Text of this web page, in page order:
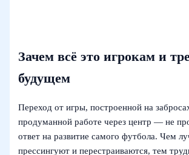
Зачем всё это игрокам и
будущем
Переход от игры, построенной на
продуманной работе через центр — не
ответ на развитие самого футбола. Чем
прессингуют и перестраиваются, тем